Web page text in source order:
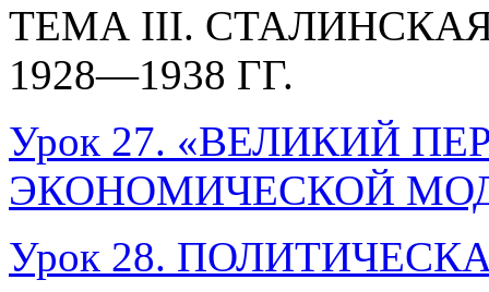
ТЕМА III.
1928—1938 ГГ.
Урок 27. «ВЕЛИКИЙ
ЭКОНОМИЧЕСКОЙ
Урок 28.